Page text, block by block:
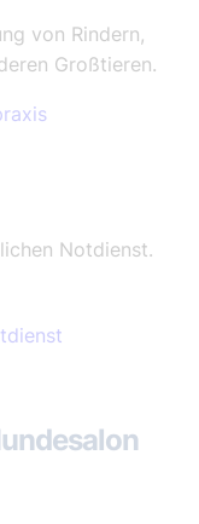
von Rindern,
Großtieren.
Notdienst.